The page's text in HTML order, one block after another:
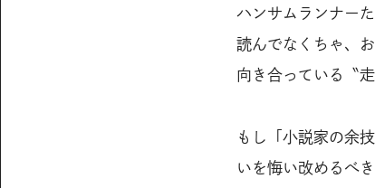
ハンサムランナー
読んでなくちゃ、
向き合っている〝
もし「小説家の余
いを悔い改めるべ